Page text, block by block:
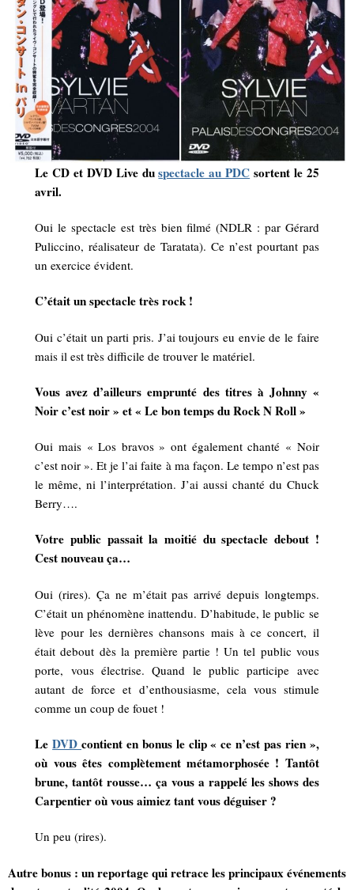
Le CD et DVD Live duspectacle au PDC sortent le 25
avril.
Oui le spectacle est très bien filmé (NDLR : par Gérard
Puliccino, réalisateur de Taratata). Ce n’est pourtant pas
un exercice évident.
C’était un spectacle très rock !
Oui c’était un parti pris. J’ai toujours eu envie de le faire
mais il est très difficile de trouver le matériel.
Vous avez d’ailleurs emprunté des titres à Johnny «
Noir c’est noir » et « Le bon temps du Rock N Roll »
Oui mais « Los bravos » ont également chanté « Noir
c’est noir ». Et je l’ai faite à ma façon. Le tempo n’est pas
le même, ni l’interprétation. J’ai aussi chanté du Chuck
Berry….
Votre public passait la moitié du spectacle debout !
Cest nouveau ça…
Oui (rires). Ça ne m’était pas arrivé depuis longtemps.
C’était un phénomène inattendu. D’habitude, le public se
lève pour les dernières chansons mais à ce concert, il
était debout dès la première partie ! Un tel public vous
porte, vous électrise. Quand le public participe avec
autant de force et d’enthousiasme, cela vous stimule
comme un coup de fouet !
LeDVDcontient en bonus le clip « ce n’est pas rien »,
où vous êtes complètement métamorphosée ! Tantôt
brune, tantôt rousse… ça vous a rappelé les shows des
Carpentier où vous aimiez tant vous déguiser ?
Un peu (rires).
Autre bonus : un reportage qui retrace les principaux événements